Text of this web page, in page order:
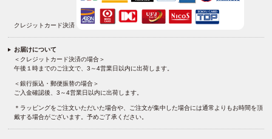
クレジットカード決済
お届けについて
＜クレジットカード決済の場合＞
午後１時までのご注文で、3～4営業日以内に出荷します。
＜銀行振込・郵便振替の場合＞
ご入金確認後、3～4営業日以内に出荷します。
＊ラッピングをご注文いただいた場合や、ご注文が集中した場合には通常よりもお時間を頂
戴する場合がございます。予めご了承ください。